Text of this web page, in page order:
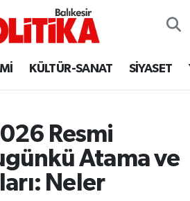
KÜLTÜR-SANAT SİYASET
Resmi
Atama ve
Neler
Vakitleri
Haritası
ve Fikstür